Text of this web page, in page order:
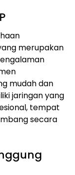
merupakan
mudah dan
jaringan yang
tempat
secara